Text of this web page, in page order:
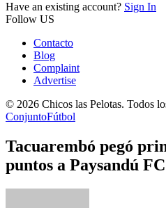
Have an existing account? Sign In
Follow US
Contacto
Blog
Complaint
Advertise
© 2026 Chicos las Pelotas. Todos
ConjuntoFútbol
Tacuarembó pegó
puntos a Paysandú FC